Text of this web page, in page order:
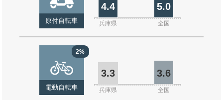
原付自転車
4.4 5.0
兵庫県 全国
2%
電動自転車
3.3 3.6
兵庫県 全国